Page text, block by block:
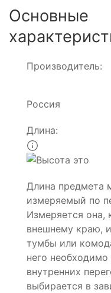
Основные
Производитель:
Россия
Длина:
Длина предмета
измеряемый по
Измеряется она,
внешнему краю,
тумбы или
него
внутренних
выбирается в